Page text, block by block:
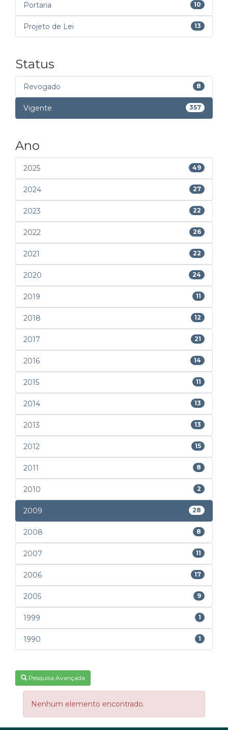
Portaria 10
Projeto de Lei 13
Status
Revogado 8
Vigente 357
Ano
2025 49
2024 27
2023 22
2022 26
2021 22
2020 24
2019 11
2018 12
2017 21
2016 14
2015 11
2014 13
2013 13
2012 15
2011 8
2010 2
2009 28
2008 8
2007 11
2006 17
2005 9
1999 1
1990 1
Pesquisa Avançada
Nenhum elemento encontrado.